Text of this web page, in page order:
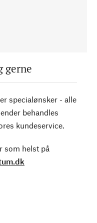
gerne
specialønsker - alle
behandles
kundeservice.
som helst på